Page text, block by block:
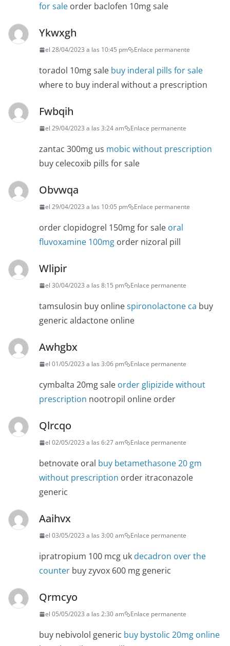
for sale order baclofen 10mg sale
Ykwxgh
el 28/04/2023 a las 10:45 pm Enlace permanente
toradol 10mg sale buy inderal pills for sale
where to buy inderal without a prescription
Fwbqih
el 29/04/2023 a las 3:24 am Enlace permanente
zantac 300mg us mobic without prescription
buy celecoxib pills for sale
Obvwqa
el 29/04/2023 a las 10:05 pm Enlace permanente
order clopidogrel 150mg for sale oral
fluvoxamine 100mg order nizoral pill
Wlipir
el 30/04/2023 a las 8:15 pm Enlace permanente
tamsulosin buy onlinespironolactone ca buy
generic aldactone online
Awhgbx
el 01/05/2023 a las 3:06 pm Enlace permanente
cymbalta 20mg sale order glipizide without
prescription nootropil online order
Qlrcqo
el 02/05/2023 a las 6:27 am Enlace permanente
betnovate oral buy betamethasone 20 gm
without prescription order itraconazole
generic
Aaihvx
el 03/05/2023 a las 3:00 am Enlace permanente
ipratropium 100 mcg uk decadron over the
counter buy zyvox 600 mg generic
Qrmcyo
el 05/05/2023 a las 2:30 am Enlace permanente
buy nebivolol generic buy bystolic 20mg online